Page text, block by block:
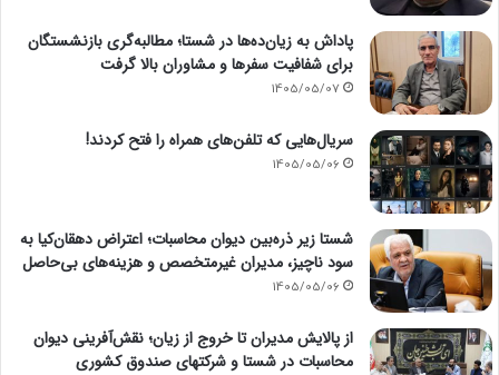
پاداش به زیان‌ده‌ها در شستا؛ مطالبه‌گری بازنشستگان
برای شفافیت سفرها و مشاوران بالا گرفت
1405/05/07
سریال‌هایی که تلفن‌های همراه را فتح کردند!
1405/05/06
شستا زیر ذره‌بین دیوان محاسبات؛ اعتراض دهقان‌کیا به
سود ناچیز، مدیران غیرمتخصص و هزینه‌های بی‌حاصل
1405/05/06
از پالایش مدیران تا خروج از زیان؛ نقش‌آفرینی دیوان
محاسبات در شستا و شرکتهای صندوق کشوری